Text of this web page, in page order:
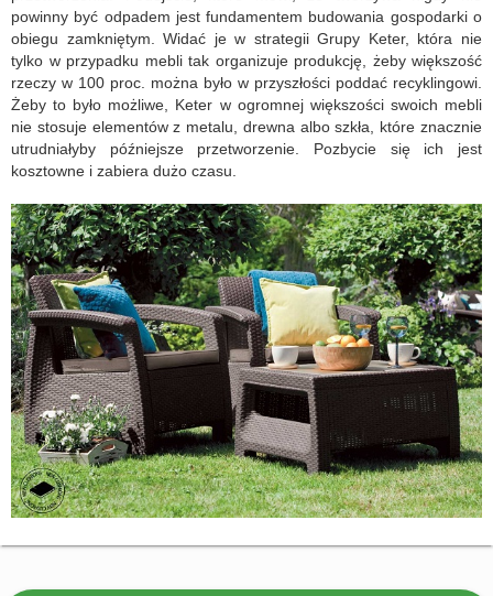
powinny być odpadem jest fundamentem budowania gospodarki o
obiegu zamkniętym. Widać je w strategii Grupy Keter, która nie
tylko w przypadku mebli tak organizuje produkcję, żeby większość
rzeczy w 100 proc. można było w przyszłości poddać recyklingowi.
Żeby to było możliwe, Keter w ogromnej większości swoich mebli
nie stosuje elementów z metalu, drewna albo szkła, które znacznie
utrudniałyby późniejsze przetworzenie. Pozbycie się ich jest
kosztowne i zabiera dużo czasu.